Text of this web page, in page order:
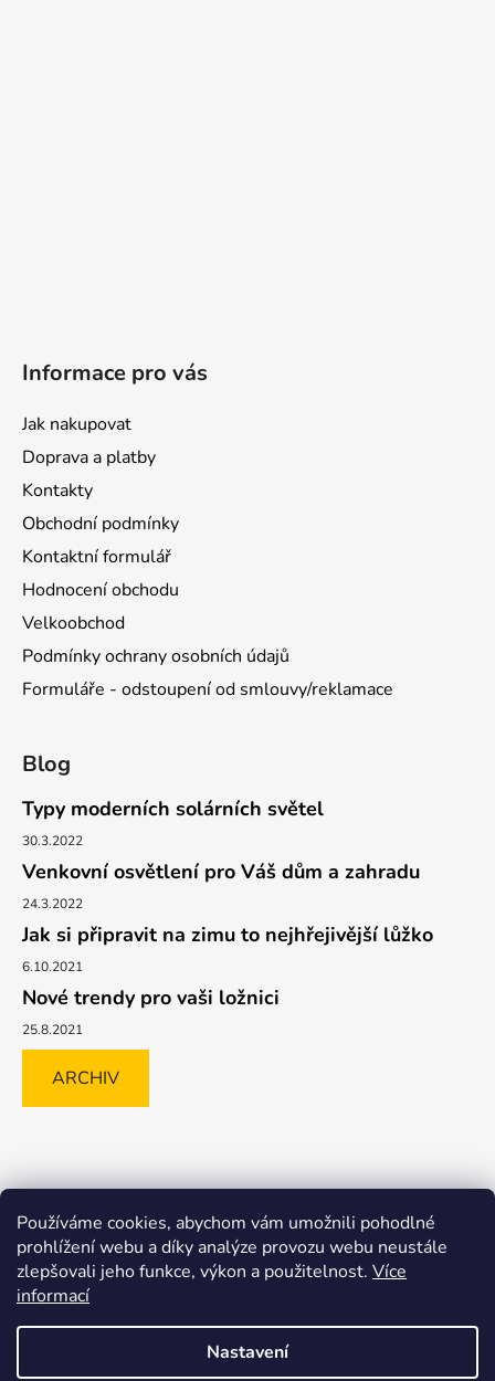
Používáme cookies, abychom vám umožnili pohodlné
prohlížení webu a díky analýze provozu webu neustále
zlepšovali jeho funkce, výkon a použitelnost. Více
informací
Nastavení
Informace pro vás
Jak nakupovat
Doprava a platby
Kontakty
Obchodní podmínky
Kontaktní formulář
Hodnocení obchodu
Velkoobchod
Podmínky ochrany osobních údajů
Formuláře - odstoupení od smlouvy/reklamace
Blog
Typy moderních solárních světel
30.3.2022
Venkovní osvětlení pro Váš dům a zahradu
24.3.2022
Jak si připravit na zimu to nejhřejivější lůžko
6.10.2021
Nové trendy pro vaši ložnici
25.8.2021
ARCHIV
MALL.CZ